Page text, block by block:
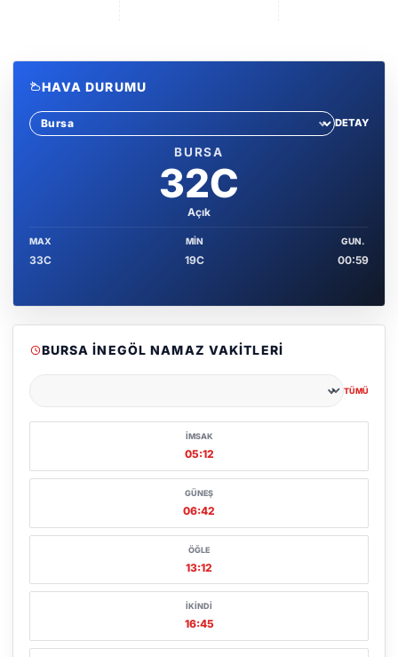
HAVA DURUMU
Sehir sec
DETAY
BURSA
32C
Açık
MAX
33C
MIN
19C
GUN.
00:59
BURSA İNEGÖL NAMAZ VAKITLERI
TÜMÜ
İMSAK
05:12
GÜNEŞ
06:42
ÖĞLE
13:12
İKINDI
16:45